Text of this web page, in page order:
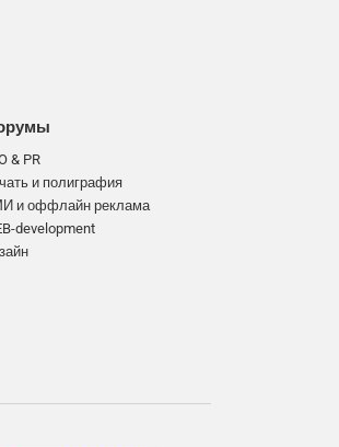
& PR
и полиграфия
и оффлайн реклама
development